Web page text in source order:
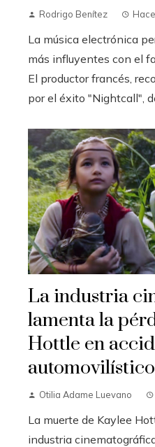
Rodrigo Benítez
La música electrónica
más influyentes con el
El productor francés,
por el éxito "Nightcall",
La industria
lamenta la
Hottle en
automovilístico
Otilia Adame Luevano
La muerte de Kaylee
industria